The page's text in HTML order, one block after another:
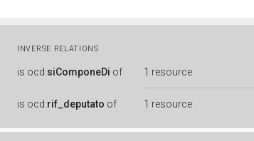
INVERSE RELATIONS
is ocd:siComponeDi of 1 resource
is ocd:rif_deputato of 1 resource